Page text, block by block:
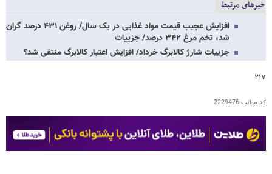
خبرهای مرتبط
افزایش عجیب قیمت مواد غذایی در یک سال/ روغن ۴۳۱ درصد گران
شد، تخم مرغ ۳۴۲ درصد/ جزییات
جزییات شارژ کالابرگ خرداد/ افزایش اعتبار کالابرگ منتفی شد؟
۲۱۷
کد مطلب2229476